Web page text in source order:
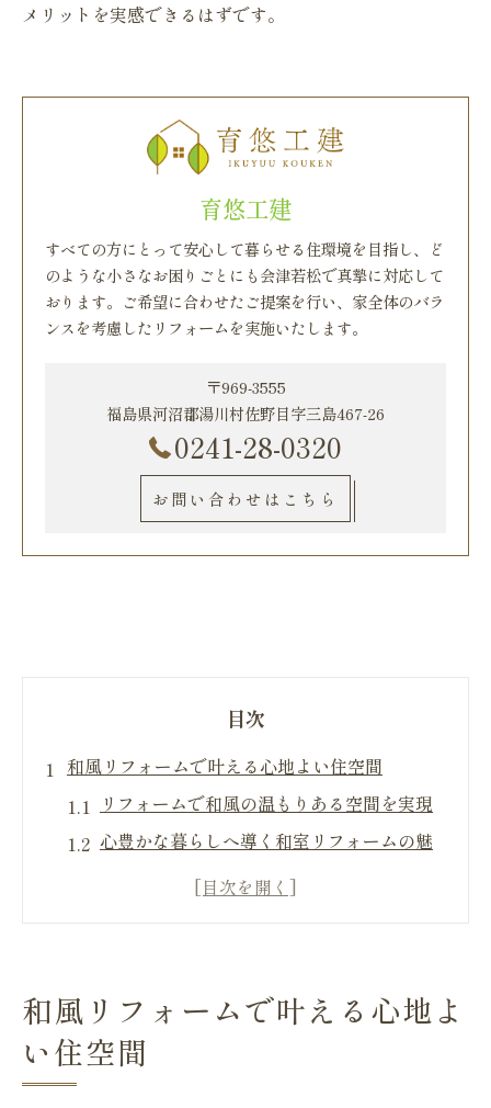
メリットを実感できるはずです。
育悠工建
すべての方にとって安心して暮らせる住環境を目指し、ど
のような小さなお困りごとにも会津若松で真摯に対応して
おります。ご希望に合わせたご提案を行い、家全体のバラ
ンスを考慮したリフォームを実施いたします。
〒969-3555
福島県河沼郡湯川村佐野目字三島467-26
0241-28-0320
お問い合わせはこちら
目次
和風リフォームで叶える心地よい住空間
リフォームで和風の温もりある空間を実現
心豊かな暮らしへ導く和室リフォームの魅
伝統美と快適性が両立する和室リフォーム術
リフォームで守る和室の美しさと機能性
和風リフォームで叶える心地よ
い住空間